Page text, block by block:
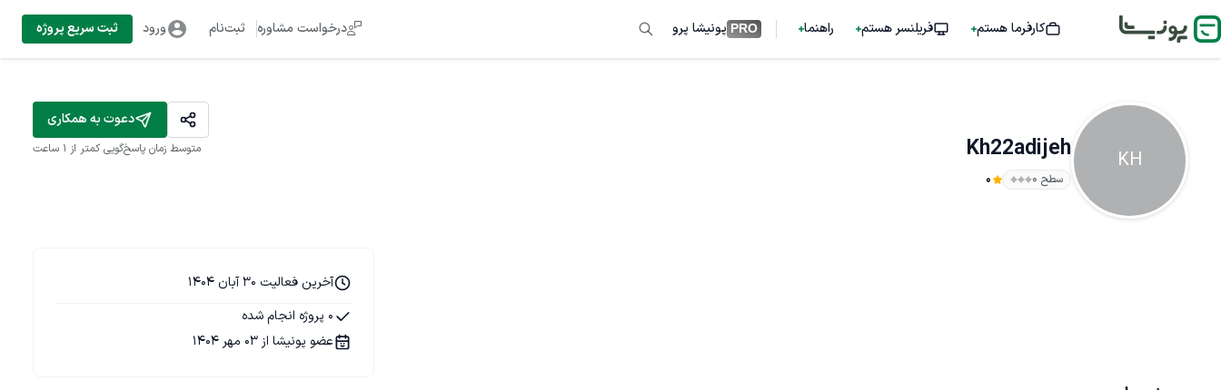
کارفرما هستم فریلنسر هستم راهنما PRO پونیشا پرو درخواست مشاوره ثبت‌نام ورود ثبت سریع پروژه
KH
Kh22adijeh
سطح ۰ 0
دعوت به همکاری
متوسط زمان پاسخ‌گویی کمتر از 1 ساعت
آخرین فعالیت 30 آبان 1404
0 پروژه انجام شده
عضو پونیشا از 03 مهر 1404